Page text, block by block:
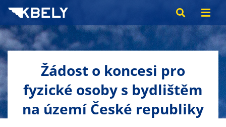
Žádost o koncesi pro
fyzické osoby s bydlištěm
na území České republiky